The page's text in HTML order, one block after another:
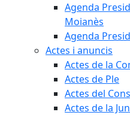
Agenda
Moianès
Agenda
Actes i anuncis
Actes de la
Actes de Ple
Actes del
Actes de la